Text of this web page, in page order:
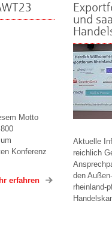
Motto
Konferenz
erfahren
und
Aktuelle
reichlich
den
rheinland-